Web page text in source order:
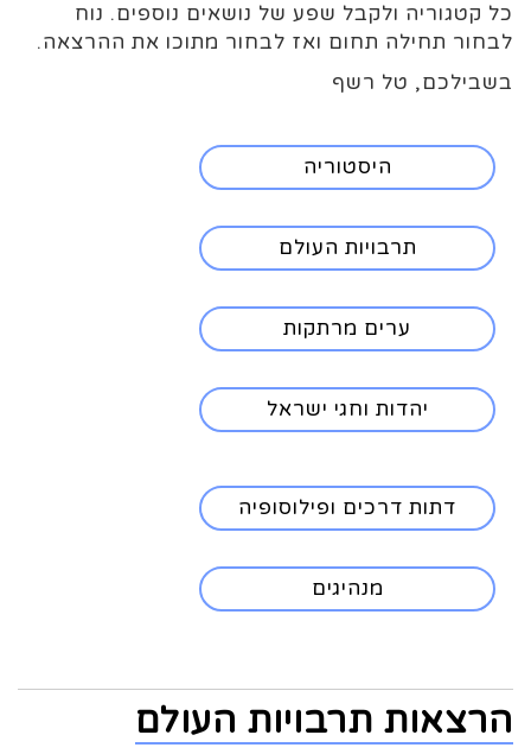
כל קטגוריה ולקבל שפע של נושאים נוספים. נוח
לבחור תחילה תחום ואז לבחור מתוכו את ההרצאה.
בשבילכם, טל רשף
היסטוריה
תרבויות העולם
ערים מרתקות
יהדות וחגי ישראל
דתות דרכים ופילוסופיה
מנהיגים
הרצאות תרבויות העולם